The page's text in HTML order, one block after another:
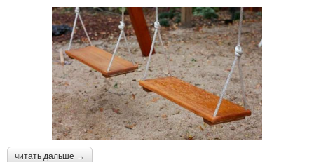
читать дальше →